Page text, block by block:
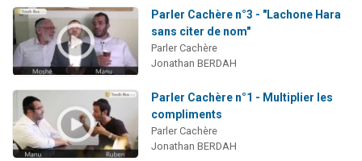
Parler Cachère n°3 - "Lachone Hara
sans citer de nom"
Parler Cachère
Jonathan BERDAH
Parler Cachère n°1 - Multiplier les
compliments
Parler Cachère
Jonathan BERDAH